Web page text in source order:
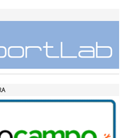
prosegue anche in estate